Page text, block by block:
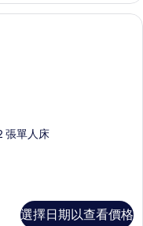
140 | 低過敏寢具、
張單人床
選擇日期以查看價格